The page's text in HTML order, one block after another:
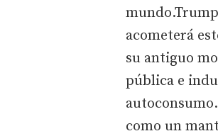
acometerá
su antiguo
pública e
como un